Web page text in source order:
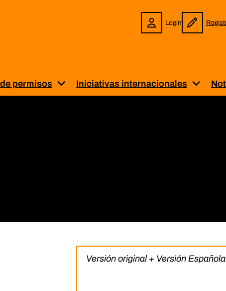
Login
BiblioPRO”
para “Servicios”
permisos Muestra el submenú para “Solicitud
Iniciativas internacionales
Versión original + Versión Española